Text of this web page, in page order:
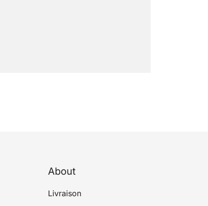
About
Livraison